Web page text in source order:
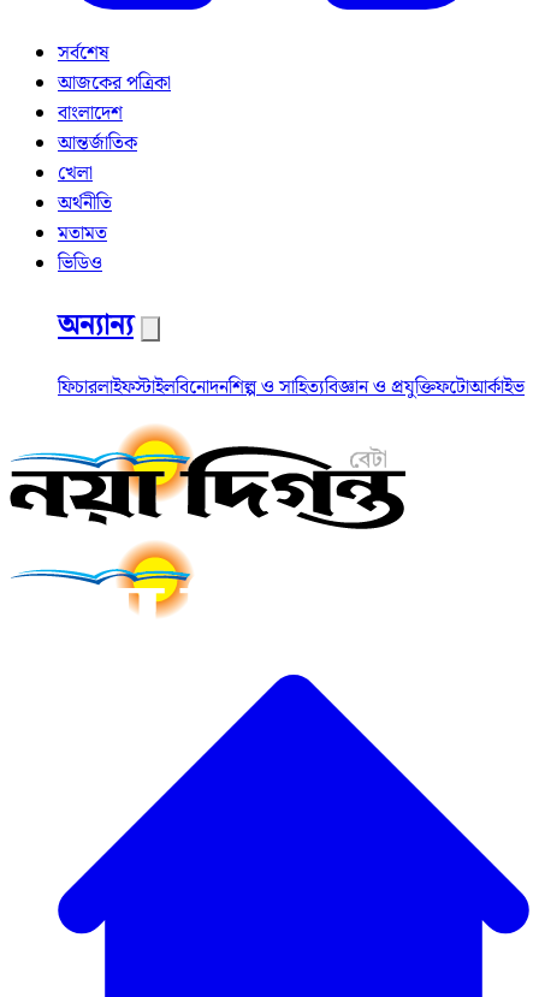
সর্বশেষ
আজকের পত্রিকা
বাংলাদেশ
আন্তর্জাতিক
খেলা
অর্থনীতি
মতামত
ভিডিও
অন্যান্য
ফিচারলাইফস্টাইলবিনোদনশিল্প ও সাহিত্যবিজ্ঞান ও প্রযুক্তিফটোআর্কাইভ